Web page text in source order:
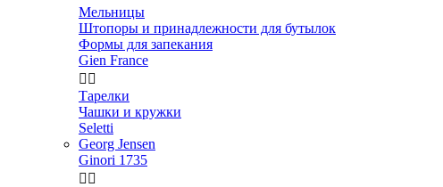
Мельницы
Штопоры и принадлежности для бутылок
Формы для запекания
Gien France
 
Тарелки
Чашки и кружки
Seletti
Georg Jensen
Ginori 1735
 